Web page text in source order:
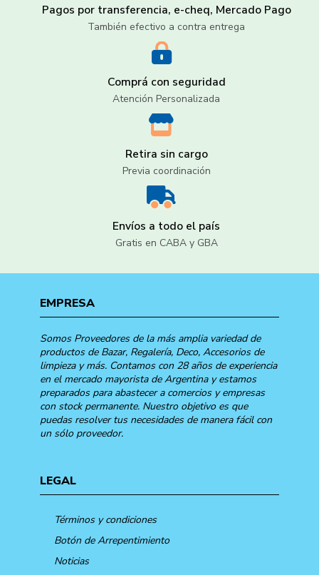
Pagos por transferencia, e-cheq, Mercado Pago
También efectivo a contra entrega
Comprá con seguridad
Atención Personalizada
Retira sin cargo
Previa coordinación
Envíos a todo el país
Gratis en CABA y GBA
EMPRESA
Somos Proveedores de la más amplia variedad de
productos de Bazar, Regalería, Deco, Accesorios de
limpieza y más. Contamos con 28 años de experiencia
en el mercado mayorista de Argentina y estamos
preparados para abastecer a comercios y empresas
con stock permanente. Nuestro objetivo es que
puedas resolver tus necesidades de manera fácil con
un sólo proveedor.
LEGAL
Términos y condiciones
Botón de Arrepentimiento
Noticias